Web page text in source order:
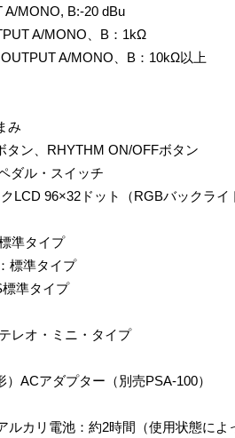
A/MONO, B:-20 dBu
A/MONO、B：1kΩ
A/MONO、B：10kΩ以上
み
ン、RHYTHM ON/OFFボタン
ダル・スイッチ
LCD 96×32ドット（RGBバックライ
準タイプ
標準タイプ
準タイプ
レオ・ミニ・タイプ
ACアダプター（別売PSA-100）
カリ電池：約2時間（使用状態によ